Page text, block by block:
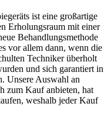
ist eine großartige
Erholungsraum mit einer
Behandlungsmethode
vor allem dann, wenn die
Techniker überholt
und sich garantiert in
Unsere Auswahl an
zum Kauf anbieten, hat
weshalb jeder Kauf